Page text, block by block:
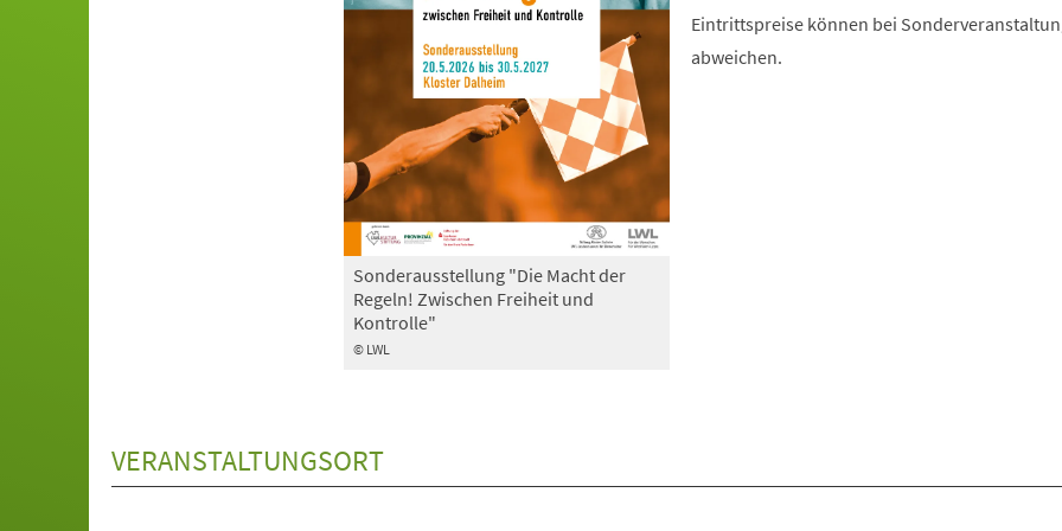
© LWL
Sonderausstellung "Die Macht der
Regeln! Zwischen Freiheit und
Kontrolle"
Eintrittspreise können bei
abweichen.
VERANSTALTUNGSORT